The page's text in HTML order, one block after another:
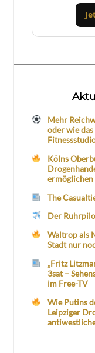
Mehr
oder wie
Kölns
ermöglichen
The
Der
Waltrop als
Stadt nur
„Fritz
3sat –
im Free-TV
Wie Putins
Leipziger